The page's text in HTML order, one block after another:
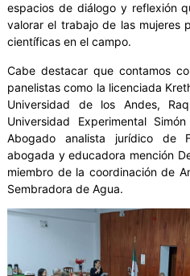
espacios de diálogo y reflexión
valorar el trabajo de las mujeres
científicas en el campo.
Cabe destacar que contamos
panelistas como la licenciada
Universidad de los Andes,
Universidad Experimental
Abogado analista jurídico de
abogada y educadora mención
miembro de la coordinación de
Sembradora de Agua.